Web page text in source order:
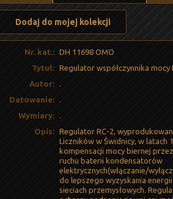
Dodaj do mojej kolekcji
Nr. kat.: DH 11698 OMO
Tytuł: Regulator współczynnika mocy
Autor:
.
Datowanie:
.
Wymiary:
.
Opis: Regulator RC-2,
Liczników w Świdnicy, w latach
kompensacji mocy biernej
ruchu baterii kondensatorów
elektrycznych(włączanie/
do lepszego wyzyskania
sieciach przemysłowych.